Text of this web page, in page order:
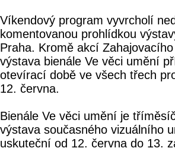
Víkendový program vyvrcholí
komentovanou prohlídkou
Praha. Kromě akcí
výstava bienále Ve věci umění
otevírací době ve všech třech
12. června.
Bienále Ve věci umění je
výstava současného vizuálního
uskuteční od 12. června do 13.